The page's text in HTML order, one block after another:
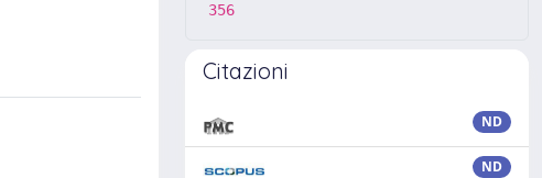
356
Citazioni
ND
ND